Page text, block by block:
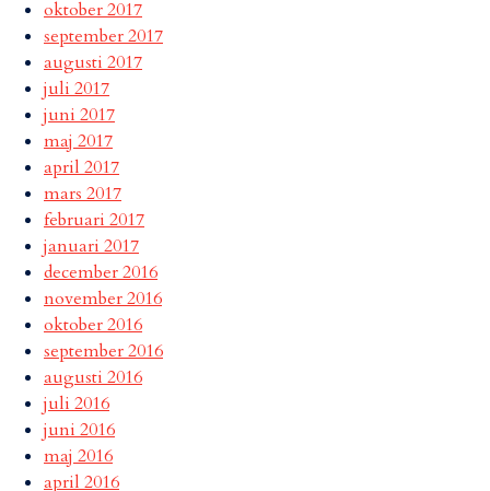
oktober 2017
september 2017
augusti 2017
juli 2017
juni 2017
maj 2017
april 2017
mars 2017
februari 2017
januari 2017
december 2016
november 2016
oktober 2016
september 2016
augusti 2016
juli 2016
juni 2016
maj 2016
april 2016